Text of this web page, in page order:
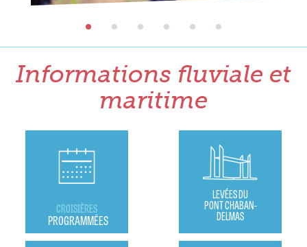
Informations fluviale et
maritime
CROISIÈRES
PROGRAMMÉES
LEVÉES DU
PONT CHABAN-
DELMAS